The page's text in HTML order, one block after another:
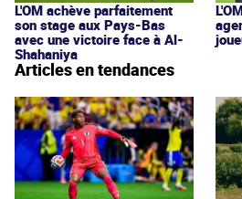
L'OM achève parfaitement
son stage aux Pays-Bas
avec une victoire face à Al-
Shahaniya
Articles en tendances